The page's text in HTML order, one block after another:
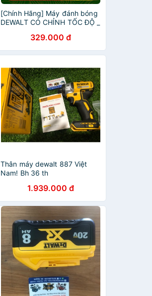
[Chính Hãng] Máy đánh bóng
DEWALT CÓ CHỈNH TỐC ĐỘ _
329.000 đ
Thân máy dewalt 887 Việt
Nam! Bh 36 th
1.939.000 đ